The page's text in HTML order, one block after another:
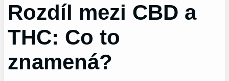
Rozdíl mezi CBD a
THC: Co to
znamená?